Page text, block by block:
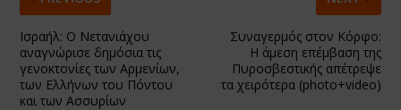
Ισραήλ: Ο Νετανιάχου
αναγνώρισε δημόσια τις
γενοκτονίες των Αρμενίων,
των Ελλήνων του Πόντου
και των Ασσυρίων
Συναγερμός στον Κόρφο:
Η άμεση επέμβαση της
Πυροσβεστικής απέτρεψε
τα χειρότερα (photo+video)